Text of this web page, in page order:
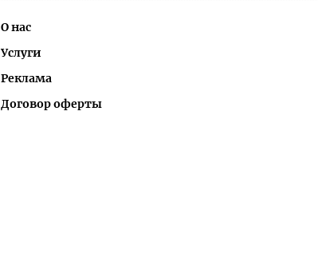
О нас
Услуги
Реклама
Договор оферты